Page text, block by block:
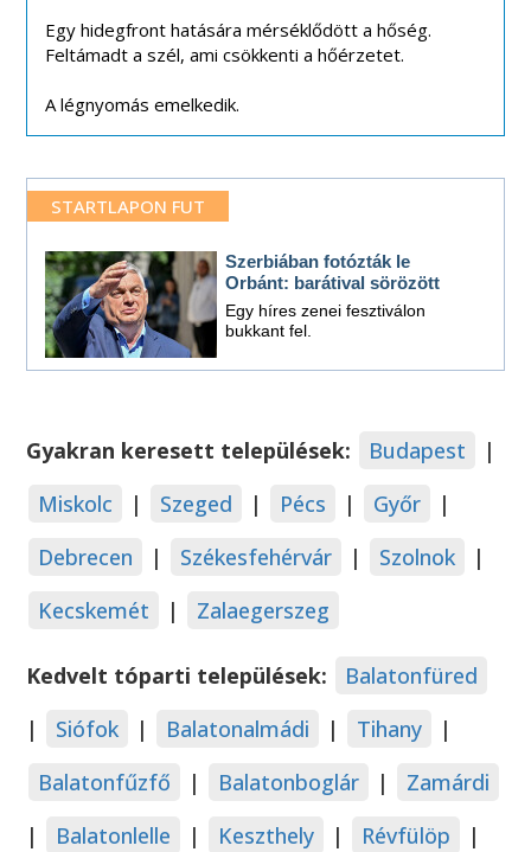
Egy hidegfront hatására mérséklődött a hőség.
Feltámadt a szél, ami csökkenti a hőérzetet.
A légnyomás emelkedik.
STARTLAPON FUT
Szerbiában fotózták le
Orbánt: barátival sörözött
Egy híres zenei fesztiválon
bukkant fel.
Gyakran keresett települések: Budapest
|
Miskolc
| Szeged | Pécs | Győr
|
Debrecen
| Székesfehérvár | Szolnok
|
Kecskemét
| Zalaegerszeg
Kedvelt tóparti települések:
Balatonfüred
|
Siófok | Balatonalmádi | Tihany
|
Balatonfűzfő
| Balatonboglár |
Zamárdi
|
Balatonlelle | Keszthely | Révfülöp
|